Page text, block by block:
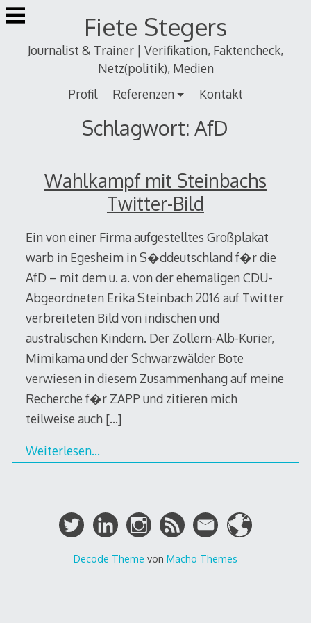
Zum
Inhalt
Fiete Stegers
Journalist & Trainer | Verifikation, Faktencheck,
Netz(politik), Medien
Profil
Referenzen Kontakt
Schlagwort:AfD
Wahlkampf mit Steinbachs
Twitter-Bild
Ein von einer Firma aufgestelltes Großplakat
warb in Egesheim in S�ddeutschland f�r die
AfD – mit dem u. a. von der ehemaligen CDU-
Abgeordneten Erika Steinbach 2016 auf Twitter
verbreiteten Bild von indischen und
australischen Kindern. Der Zollern-Alb-Kurier,
Mimikama und der Schwarzwälder Bote
verwiesen in diesem Zusammenhang auf meine
Recherche f�r ZAPP und zitieren mich
teilweise auch […]
Weiterlesen…
Decode Theme von Macho Themes